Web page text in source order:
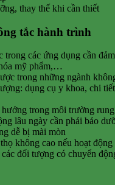
thay thế khi cần thiết
tắc hành trình
các ứng dụng cần
mỹ phẩm,…
trong những ngành
dụng cụ y khoa, chi
trong môi trường
lâu ngày cần phải bảo
dễ bị mài mòn
không cao nếu hoạt động
đối tượng có chuyển